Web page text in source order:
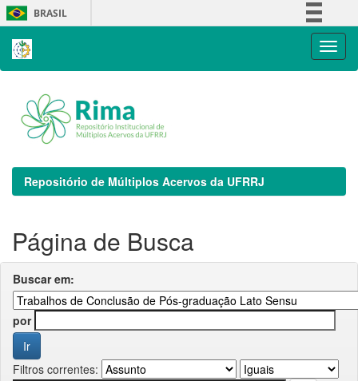
Skip
navigation
BRASIL
Repositório de Múltiplos Acervos da UFRRJ
Página de Busca
Buscar em:
por
Filtros correntes: